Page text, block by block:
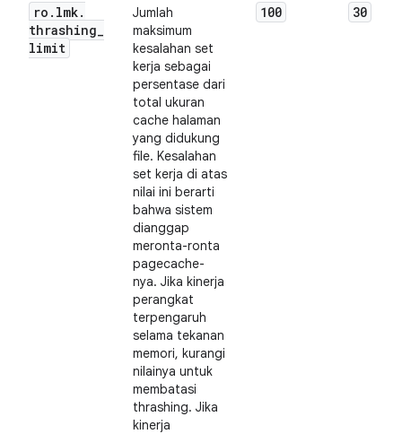
ro . lmk.
thrashing_
limit
Jumlah
maksimum
kesalahan set
kerja sebagai
persentase dari
total ukuran
cache halaman
yang didukung
file. Kesalahan
set kerja di atas
nilai ini berarti
bahwa sistem
dianggap
meronta-ronta
pagecache-
nya. Jika kinerja
perangkat
terpengaruh
selama tekanan
memori, kurangi
nilainya untuk
membatasi
thrashing. Jika
kinerja
100 30